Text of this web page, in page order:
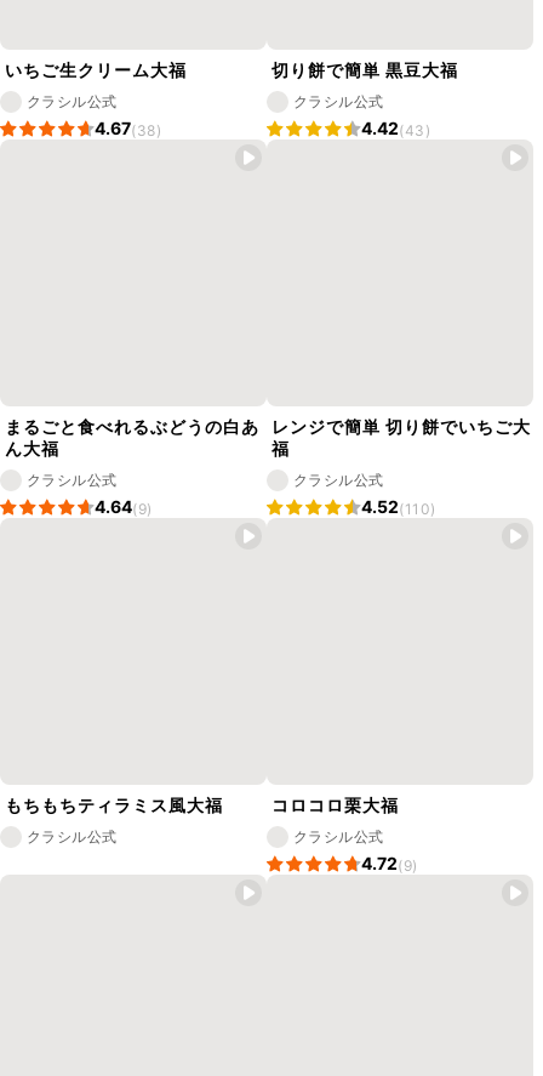
いちご生クリーム大福
クラシル公式
4.67(38)
切り餅で簡単 黒豆大福
クラシル公式
4.42(43)
まるごと食べれるぶどうの白あ
ん大福
クラシル公式
4.64(9)
レンジで簡単 切り餅でいちご大
福
クラシル公式
4.52(110)
もちもちティラミス風大福
クラシル公式
コロコロ栗大福
クラシル公式
4.72(9)